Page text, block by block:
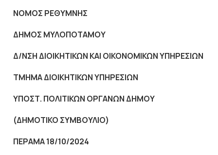
NOMOΣ ΡΕΘΥΜΝΗΣ
ΔΗΜΟΣ ΜΥΛΟΠΟΤΑΜΟΥ
Δ/ΝΣΗ ΔΙΟΙΚΗΤΙΚΩΝ ΚΑΙ ΟΙΚΟΝΟΜΙΚΩΝ ΥΠΗΡΕΣΙΩΝ
ΤΜΗΜΑ ΔΙΟΙΚΗΤΙΚΩΝ ΥΠΗΡΕΣΙΩΝ
ΥΠΟΣΤ. ΠΟΛΙΤΙΚΩΝ ΟΡΓΑΝΩΝ ΔΗΜΟΥ
(ΔΗΜΟΤΙΚΟ ΣΥΜΒΟΥΛΙΟ)
ΠΕΡΑΜΑ 18/10/2024